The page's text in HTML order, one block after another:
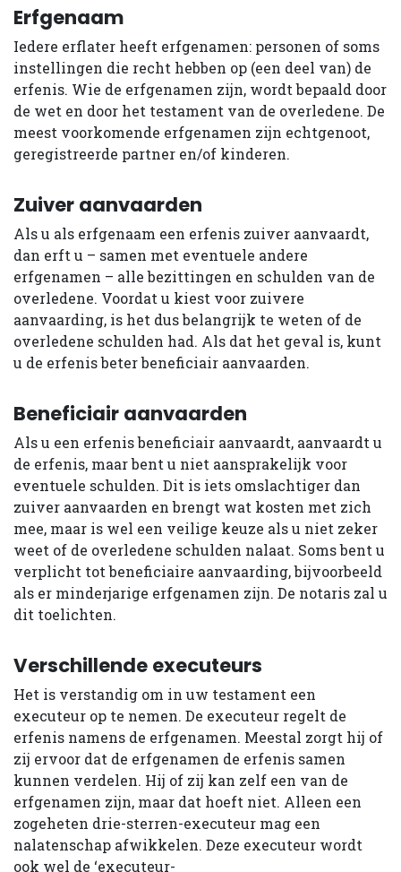
Erfgenaam
Iedere erflater heeft erfgenamen: personen of soms
instellingen die recht hebben op (een deel van) de
erfenis. Wie de erfgenamen zijn, wordt bepaald door
de wet en door het testament van de overledene. De
meest voorkomende erfgenamen zijn echtgenoot,
geregistreerde partner en/of kinderen.
Zuiver aanvaarden
Als u als erfgenaam een erfenis zuiver aanvaardt,
dan erft u – samen met eventuele andere
erfgenamen – alle bezittingen en schulden van de
overledene. Voordat u kiest voor zuivere
aanvaarding, is het dus belangrijk te weten of de
overledene schulden had. Als dat het geval is, kunt
u de erfenis beter beneficiair aanvaarden.
Beneficiair aanvaarden
Als u een erfenis beneficiair aanvaardt, aanvaardt u
de erfenis, maar bent u niet aansprakelijk voor
eventuele schulden. Dit is iets omslachtiger dan
zuiver aanvaarden en brengt wat kosten met zich
mee, maar is wel een veilige keuze als u niet zeker
weet of de overledene schulden nalaat. Soms bent u
verplicht tot beneficiaire aanvaarding, bijvoorbeeld
als er minderjarige erfgenamen zijn. De notaris zal u
dit toelichten.
Verschillende executeurs
Het is verstandig om in uw testament een
executeur op te nemen. De executeur regelt de
erfenis namens de erfgenamen. Meestal zorgt hij of
zij ervoor dat de erfgenamen de erfenis samen
kunnen verdelen. Hij of zij kan zelf een van de
erfgenamen zijn, maar dat hoeft niet. Alleen een
zogeheten drie-sterren-executeur mag een
nalatenschap afwikkelen. Deze executeur wordt
ook wel de ‘executeur-